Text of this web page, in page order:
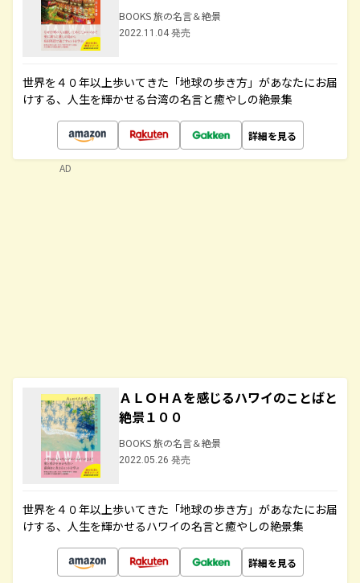
BOOKS 旅の名言＆絶景
2022.11.04 発売
世界を４０年以上歩いてきた「地球の歩き方」があなたにお届
けする、人生を輝かせる台湾の名言と癒やしの絶景集
詳細を見る
ＡＬＯＨＡを感じるハワイのことばと
絶景１００
BOOKS 旅の名言＆絶景
2022.05.26 発売
世界を４０年以上歩いてきた「地球の歩き方」があなたにお届
けする、人生を輝かせるハワイの名言と癒やしの絶景集
詳細を見る
AD